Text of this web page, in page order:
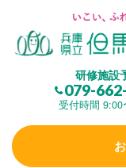
研修施設
079-
受付時間 9:00
但馬長寿の郷とは
(研修施設)
楽しむ